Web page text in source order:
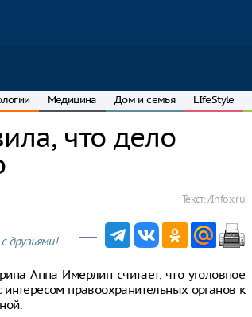
Медицина Дом и семья LIfeStyle
что дело
Текст:/Infox.ru
друзьями!
Анна Имерлин считает, что уголовное
правоохранительных органов к